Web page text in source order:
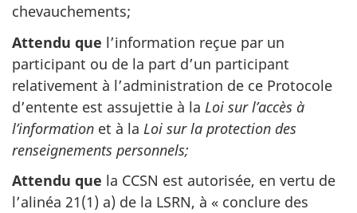
chevauchements;
Attendu que l’information reçue par un
participant ou de la part d’un participant
relativement à l’administration de ce Protocole
d’entente est assujettie à la Loi sur l’accès à
l’information et à la Loi sur la protection des
renseignements personnels;
Attendu que la CCSN est autorisée, en vertu de
l’alinéa 21(1) a) de la LSRN, à « conclure des